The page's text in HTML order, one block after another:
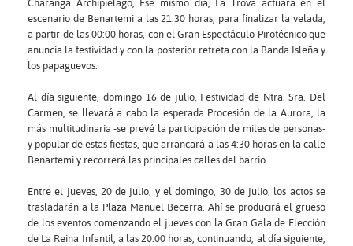
Charanga Archipiélago, Ese mismo día, La Trova actuará en el
escenario de Benartemi a las 21:30 horas, para finalizar la velada,
a partir de las 00:00 horas, con el Gran Espectáculo Pirotécnico que
anuncia la festividad y con la posterior retreta con la Banda Isleña y
los papaguevos.
Al día siguiente, domingo 16 de julio, Festividad de Ntra. Sra. Del
Carmen, se llevará a cabo la esperada Procesión de la Aurora, la
más multitudinaria -se prevé la participación de miles de personas-
y popular de estas fiestas, que arrancará a las 4:30 horas en la calle
Benartemi y recorrerá las principales calles del barrio.
Entre el jueves, 20 de julio, y el domingo, 30 de julio, los actos se
trasladarán a la Plaza Manuel Becerra. Ahí se producirá el grueso
de los eventos comenzando el jueves con la Gran Gala de Elección
de La Reina Infantil, a las 20:00 horas, continuando, al día siguiente,